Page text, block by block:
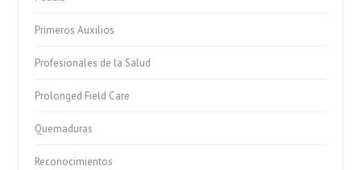
Primeros Auxilios
Profesionales de la Salud
Prolonged Field Care
Quemaduras
Reconocimientos